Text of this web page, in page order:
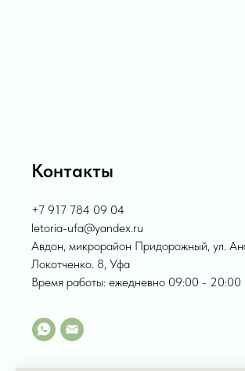
Контакты
+7 917 784 09 04
letoria-ufa@yandex.ru
Авдон, микрорайон Придорожный, ул.
Локотченко. 8, Уфа
Время работы: ежедневно 09:00 - 20:00